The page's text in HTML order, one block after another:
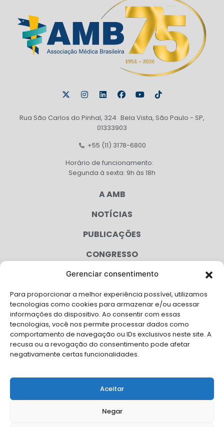
Gerenciar consentimento
Para proporcionar a melhor experiência possível, utilizamos
tecnologias como cookies para armazenar e/ou acessar
informações do dispositivo. Ao consentir com essas
tecnologias, você nos permite processar dados como
comportamento de navegação ou IDs exclusivos neste site. A
recusa ou a revogação do consentimento pode afetar
negativamente certas funcionalidades.
Aceitar
Negar
Rua São Carlos do Pinhal, 324 Bela Vista, São Paulo - SP,
01333903
+55 (11) 3178-6800
Horário de funcionamento:
Segunda à sexta: 9h às 18h
A AMB
NOTÍCIAS
PUBLICAÇÕES
CONGRESSO
AGENDA
CAMPANHAS
SERVIÇOS
FILIADAS
LGPD
FALE CONOSCO
Solicite Apoio Institucional da AMB para o seu evento